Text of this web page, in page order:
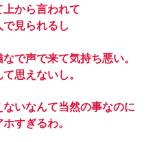
から言われて
見られるし
で声で来て気持ち悪い。
思えないし。
いなんて当然の事なのに
すぎるわ。